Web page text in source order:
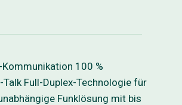
100 %
Full-Duplex-Technologie für
Funklösung mit bis